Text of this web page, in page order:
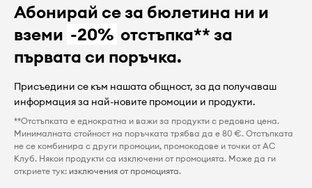
Абонирай се за бюлетина ни и
вземи -20% отстъпка** за
първата си поръчка.
Присъедини се към нашата общност, за да получаваш
информация за най-новите промоции и продукти.
**Отстъпката е еднократна и важи за продукти с редовна цена.
Минималната стойност на поръчката трябва да е 80 €. Отстъпката
не се комбинира с други промоции, промокодове и точки от AC
Клуб. Някои продукти са изключени от промоцията. Може да ги
откриете тук: изключения от промоцията.